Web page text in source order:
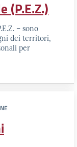
(P.E.Z.)
– sono
dei territori,
per